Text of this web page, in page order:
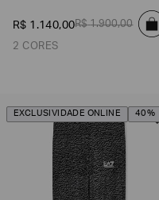
R$ 1 .140,00R$ 1.900,00
2 CORES
EXCLUSIVIDADE ONLINE 40%